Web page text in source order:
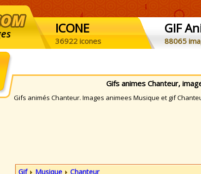
ICONE
36922 icones
GIF
88065
Gifs animes Chanteur,
Gifs animés Chanteur. Images animees Musique et gif
Gif Musique Chanteur